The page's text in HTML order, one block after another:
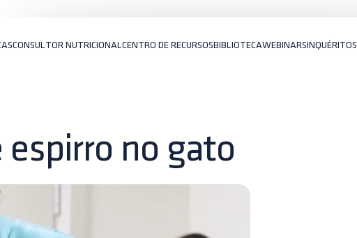
CONSULTOR NUTRICIONAL CENTRO DE RECURSOSBIBLIOTECAWEBINARSINQUÉRITOS
espirro no gato